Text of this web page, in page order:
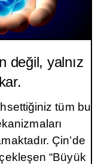
değil, yalnız
tüm bu
Çin’de
“Büyük